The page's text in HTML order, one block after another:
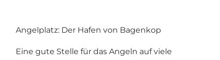
Angelplatz: Der Hafen von Bagenkop
Eine gute Stelle für das Angeln auf viele